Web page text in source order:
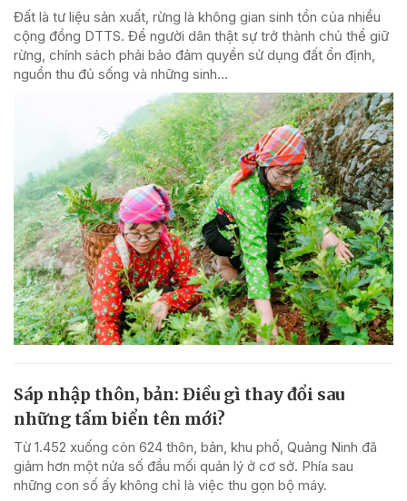
Đất là tư liệu sản xuất, rừng là không gian sinh tồn của nhiều
cộng đồng DTTS. Để người dân thật sự trở thành chủ thể giữ
rừng, chính sách phải bảo đảm quyền sử dụng đất ổn định,
nguồn thu đủ sống và những sinh...
Sáp nhập thôn, bản: Điều gì thay đổi sau
những tấm biển tên mới?
Từ 1.452 xuống còn 624 thôn, bản, khu phố, Quảng Ninh đã
giảm hơn một nửa số đầu mối quản lý ở cơ sở. Phía sau
những con số ấy không chỉ là việc thu gọn bộ máy.